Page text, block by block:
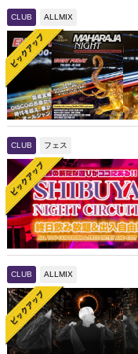
CLUB ALLMIX
CLUB フェス
CLUB ALLMIX